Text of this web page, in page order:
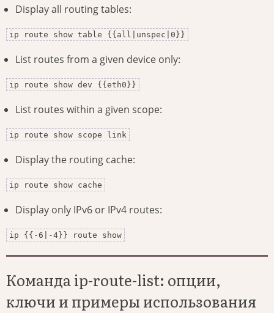
Display all routing tables:
ip route show table {{all|unspec|0}}
List routes from a given device only:
ip route show dev {{eth0}}
List routes within a given scope:
ip route show scope link
Display the routing cache:
ip route show cache
Display only IPv6 or IPv4 routes:
ip {{-6|-4}} route show
Команда ip-route-list: опции,
ключи и примеры использования